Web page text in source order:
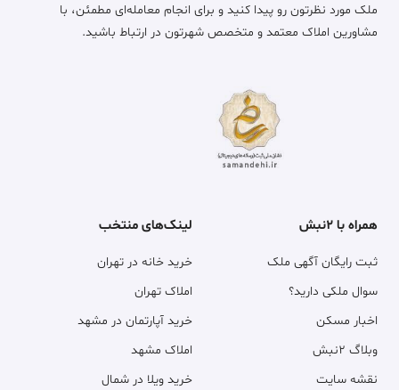
ملک مورد نظرتون رو پیدا کنید و برای انجام معامله‌ای مطمئن، با
مشاورین املاک معتمد و متخصص شهرتون در ارتباط باشید.
همراه با ۲نبش
ثبت رایگان آگهی ملک
سوال ملکی دارید؟
اخبار مسکن
وبلاگ ۲نبش
نقشه سایت
لینک‌های منتخب
خرید خانه در تهران
املاک تهران
خرید آپارتمان در مشهد
املاک مشهد
خرید ویلا در شمال